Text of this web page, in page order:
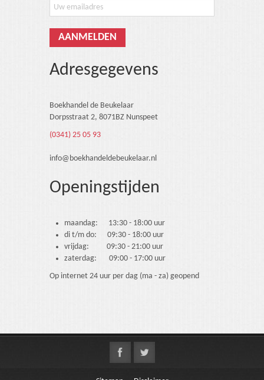
Adresgegevens
Boekhandel de Beukelaar
Dorpsstraat 2, 8071BZ Nunspeet
(0341) 25 05 93
info@boekhandeldebeukelaar.nl
Openingstijden
maandag: 13:30 - 18:00 uur
di t/m do: 09:30 - 18:00 uur
vrijdag: 09:30 - 21:00 uur
zaterdag: 09:00 - 17:00 uur
Op internet 24 uur per dag (ma - za) geopend